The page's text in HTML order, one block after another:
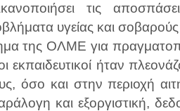
τις
υγείας και
της ΟΛΜΕ για
εκπαιδευτικοί ήταν
όσο και στην περιοχή
και εξοργιστική,